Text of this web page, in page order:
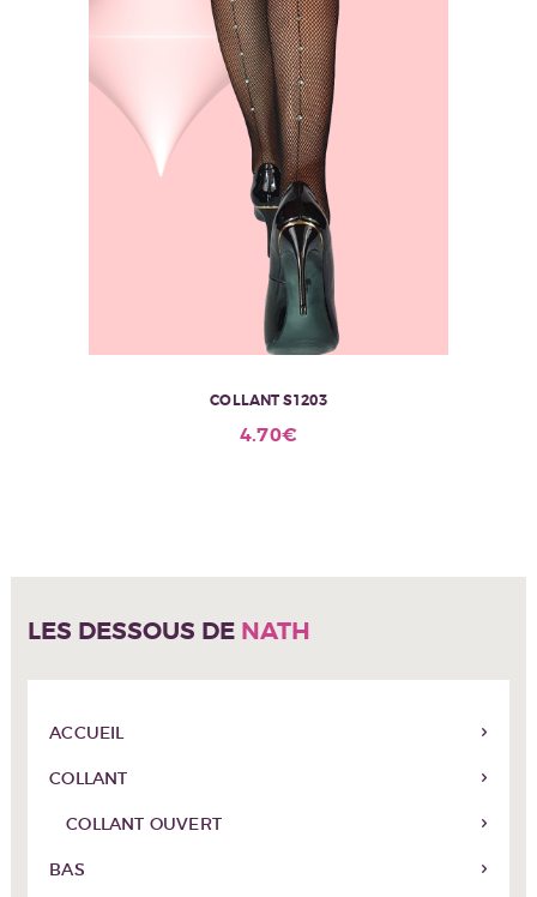
COLLANT S1203
4.70€
LES DESSOUS DE NATH
ACCUEIL
COLLANT
COLLANT OUVERT
BAS